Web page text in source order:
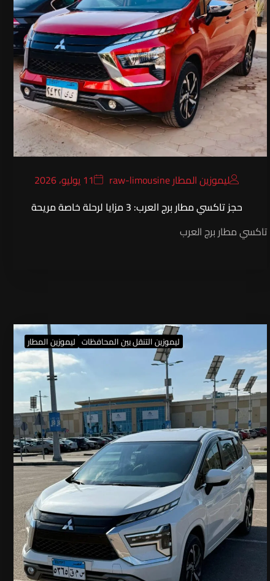
ليموزين المطار raw-limousine
11 يوليو، 2026
حجز تاكسي مطار برج العرب: 3 مزايا لرحلة خاصة مريحة
تاكسي مطار برج العرب
ليموزين التنقل بين المحافظات ليموزين المطار